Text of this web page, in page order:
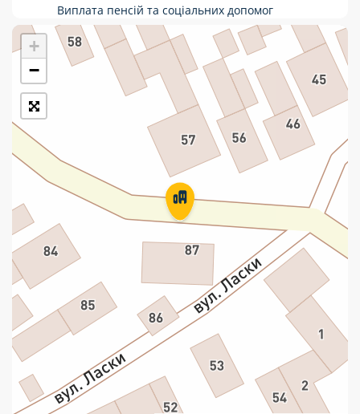
Перекази
Комунальні та інші платежі
Виплата пенсій та соціальних допомог
Продаж товарів
Продаж марок та паковання
+
−